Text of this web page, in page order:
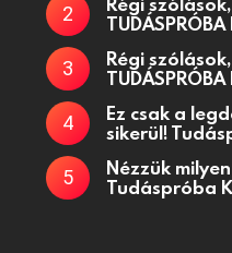
Régi
TUDÁSPRÓBA
Ez csak a
sikerül!
Nézzük
Tudáspróba